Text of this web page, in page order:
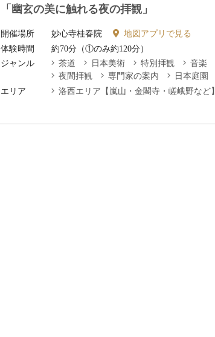
「幽玄の美に触れる夜の拝観」
開催場所 妙心寺桂春院
地図アプリで見る
体験時間
約70分（①のみ約120分）
ジャンル
茶道 日本美術 特別拝観 音楽
夜間拝観
専門家の案内 日本庭園
エリア
洛西エリア【嵐山・金閣寺・嵯峨野など】